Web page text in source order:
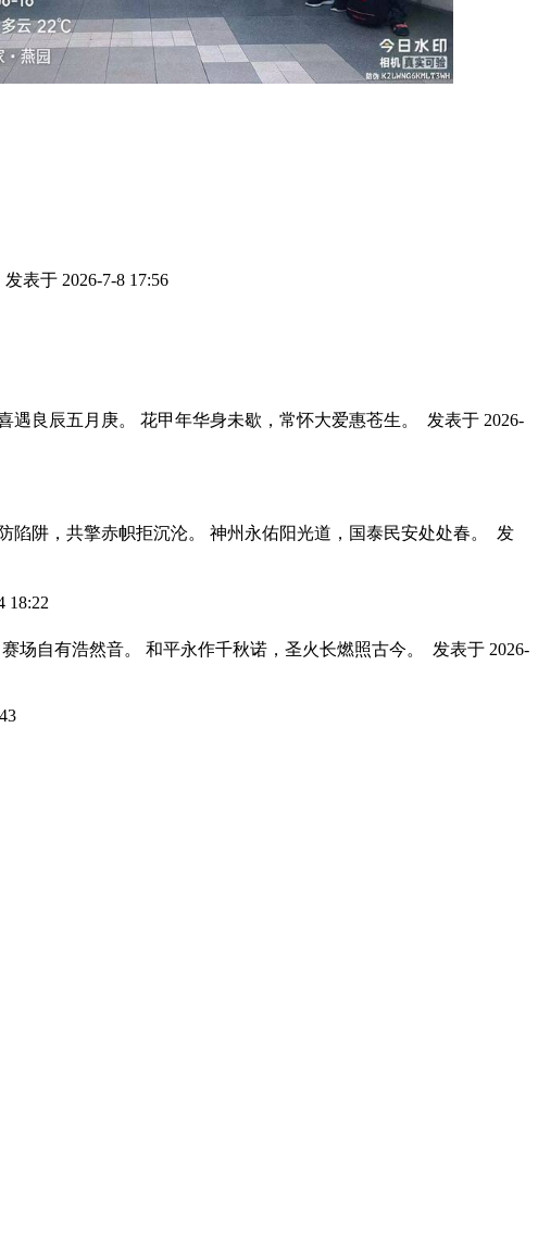
发表于 2026-7-8 17:56
遇良辰五月庚。 花甲年华身未歇，常怀大爱惠苍生。 发表于 2026-
阱，共擎赤帜拒沉沦。 神州永佑阳光道，国泰民安处处春。 发
18:22
场自有浩然音。 和平永作千秋诺，圣火长燃照古今。 发表于 2026-